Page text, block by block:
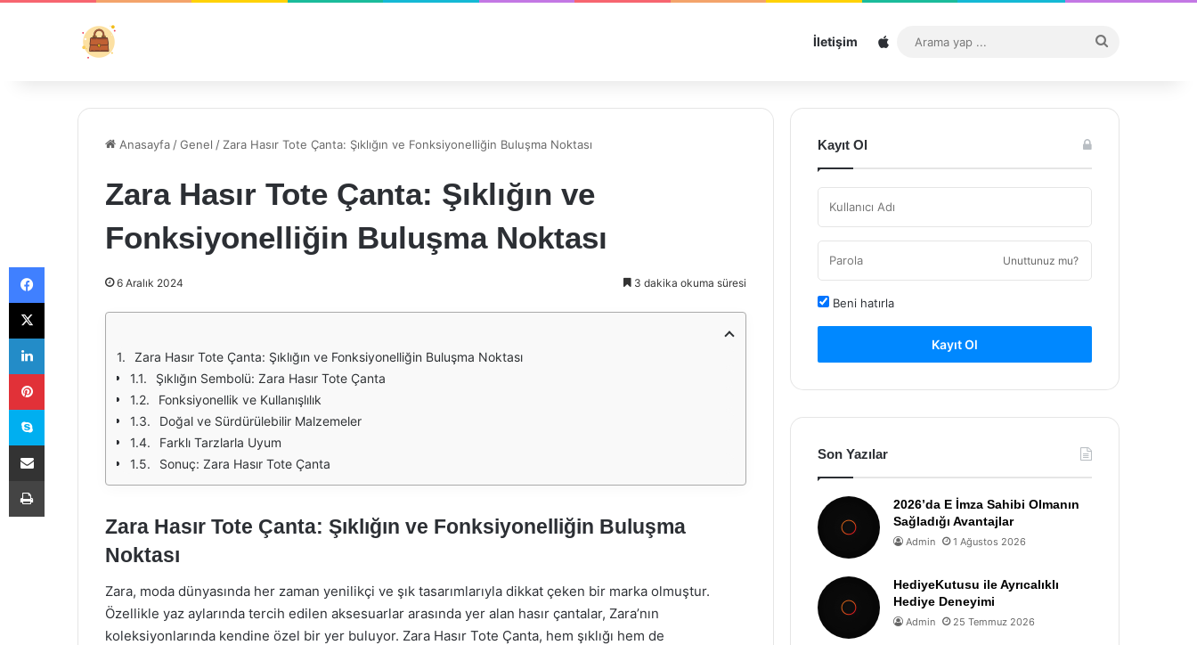
İletişim Sitemap
...
Anasayfa /Genel / Zara Hasır Tote Çanta: Şıklığın ve Fonksiyonelliğin Buluşma Noktası
Zara Hasır Tote Çanta: Şıklığın ve
Fonksiyonelliğin Buluşma Noktası
6 Aralık 2024 3 dakika okuma süresi
Zara Hasır Tote Çanta: Şıklığın ve Fonksiyonelliğin Buluşma Noktası
Şıklığın Sembolü: Zara Hasır Tote Çanta
Fonksiyonellik ve Kullanışlılık
Doğal ve Sürdürülebilir Malzemeler
Farklı Tarzlarla Uyum
Sonuç: Zara Hasır Tote Çanta
Zara Hasır Tote Çanta: Şıklığın ve Fonksiyonelliğin Buluşma
Noktası
Zara, moda dünyasında her zaman yenilikçi ve şık tasarımlarıyla dikkat çeken bir marka olmuştur.
Özellikle yaz aylarında tercih edilen aksesuarlar arasında yer alan hasır çantalar, Zara’nın
koleksiyonlarında kendine özel bir yer buluyor. Zara Hasır Tote Çanta, hem şıklığı hem de
Kayıt Ol
Unuttunuz mu?
Beni hatırla
Kayıt Ol
Son Yazılar
2026’da E İmza Sahibi Olmanın
Sağladığı Avantajlar
Admin 1 Ağustos 2026
HediyeKutusu ile Ayrıcalıklı
Hediye Deneyimi
Admin 25 Temmuz 2026
Facebook
X
LinkedIn
Pinterest
Skype
E-Posta ile paylaş